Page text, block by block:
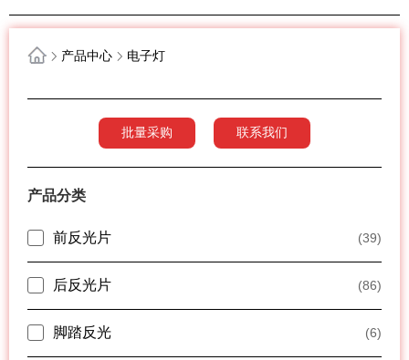
产品中心 电子灯
批量采购 联系我们
产品分类
前反光片 (39)
后反光片 (86)
脚踏反光 (6)